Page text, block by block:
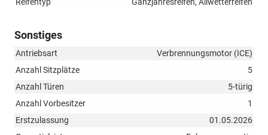
Sonstiges
Antriebsart
Verbrennungsmotor (ICE)
Anzahl Sitzplätze
5
Anzahl Türen
5-türig
Anzahl Vorbesitzer
1
Erstzulassung
01.05.2026